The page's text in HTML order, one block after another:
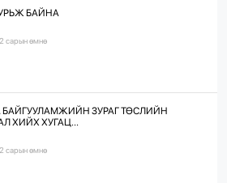
БАЙНА
2 сарын өмнө
БАЙГУУЛАМЖИЙН ЗУРАГ ТӨСЛИЙН
ХИЙХ ХУГАЦ...
2 сарын өмнө